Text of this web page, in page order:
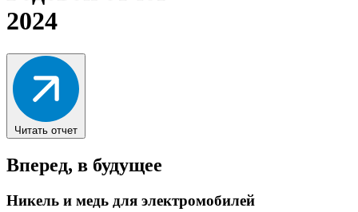
2024
Читать отчет
Вперед, в будущее
Никель и медь для электромобилей